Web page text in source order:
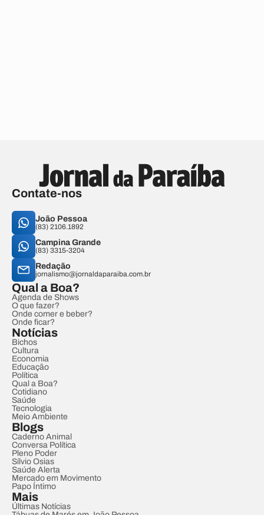
Contate-nos
João Pessoa
(83) 2106.1892
Campina Grande
(83) 3315-3204
Redação
jornalismo@jornaldaparaiba.com.br
Qual a Boa?
Agenda de Shows
O que fazer?
Onde comer e beber?
Onde ficar?
Notícias
Bichos
Cultura
Economia
Educação
Política
Qual a Boa?
Cotidiano
Saúde
Tecnologia
Meio Ambiente
Blogs
Caderno Animal
Conversa Política
Pleno Poder
Sílvio Osias
Saúde Alerta
Mercado em Movimento
Papo Íntimo
Mais
Últimas Notícias